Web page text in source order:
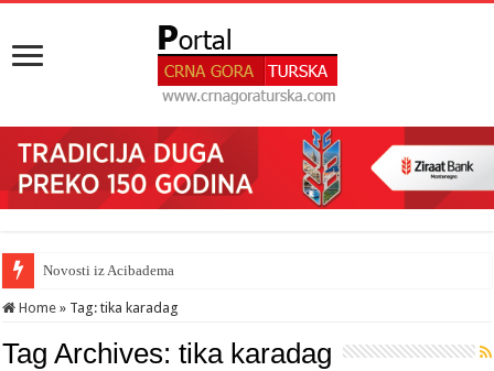
Novosti iz Acibadema
Šahman sa iseljenicima iz Crne Gore u Turskoj: Velika je važnost naše
Home » Tag:tika karadag
Tag Archives:tika karadag